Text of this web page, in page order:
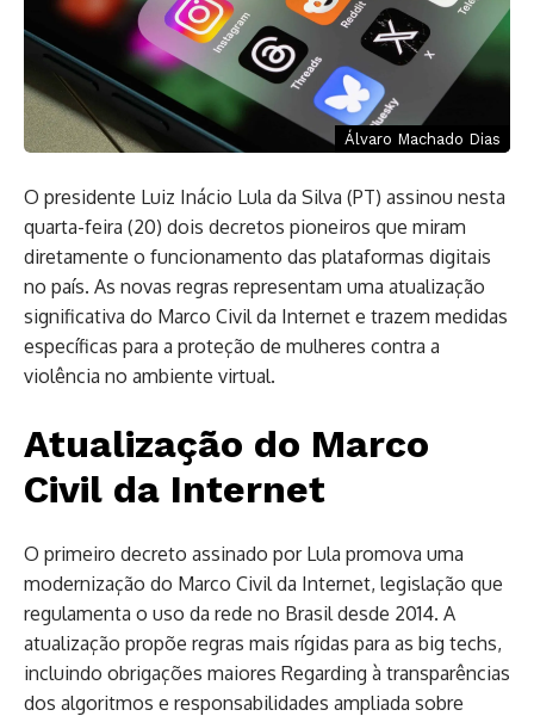
Álvaro Machado Dias
O presidente Luiz Inácio Lula da Silva (PT) assinou nesta
quarta-feira (20) dois decretos pioneiros que miram
diretamente o funcionamento das plataformas digitais
no país. As novas regras representam uma atualização
significativa do Marco Civil da Internet e trazem medidas
específicas para a proteção de mulheres contra a
violência no ambiente virtual.
Atualização do Marco
Civil da Internet
O primeiro decreto assinado por Lula promova uma
modernização do Marco Civil da Internet, legislação que
regulamenta o uso da rede no Brasil desde 2014. A
atualização propõe regras mais rígidas para as big techs,
incluindo obrigações maiores Regarding à transparências
dos algoritmos e responsabilidades ampliada sobre